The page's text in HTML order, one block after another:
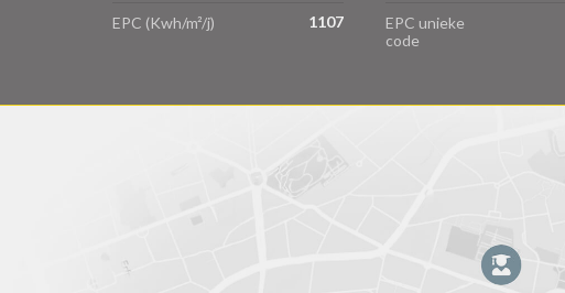
EPC (Kwh/m²/j) 1107
EPC unieke
code